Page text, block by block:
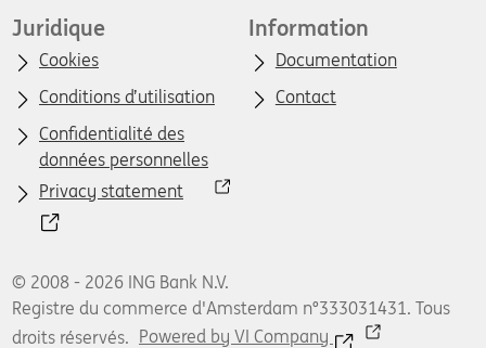
Juridique
Cookies
Conditions d’utilisation
Confidentialité des
données personnelles
Privacy statement
Information
Documentation
Contact
© 2008 - 2026 ING Bank N.V.
Registre du commerce d'Amsterdam n°333031431. Tous
droits réservés. Powered by VI Company